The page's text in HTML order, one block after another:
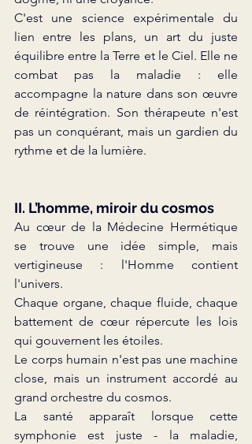
C'est une science expérimentale du
lien entre les plans, un art du juste
équilibre entre la Terre et le Ciel. Elle ne
combat pas la maladie : elle
accompagne la nature dans son œuvre
de réintégration. Son thérapeute n'est
pas un conquérant, mais un gardien du
rythme et de la lumière.
II. L’homme, miroir du cosmos
Au cœur de la Médecine Hermétique
se trouve une idée simple, mais
vertigineuse : l'Homme contient
l'univers.
Chaque organe, chaque fluide, chaque
battement de cœur répercute les lois
qui gouvernent les étoiles.
Le corps humain n'est pas une machine
close, mais un instrument accordé au
grand orchestre du cosmos.
La santé apparaît lorsque cette
symphonie est juste - la maladie,